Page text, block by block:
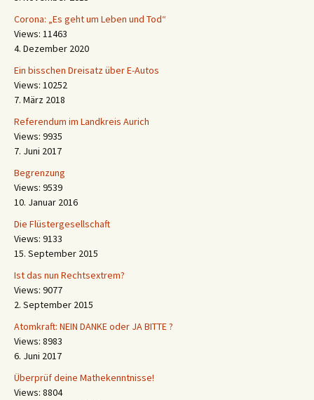
Corona: „Es geht um Leben und Tod“
Views: 11463
4. Dezember 2020
Ein bisschen Dreisatz über E-Autos
Views: 10252
7. März 2018
Referendum im Landkreis Aurich
Views: 9935
7. Juni 2017
Begrenzung
Views: 9539
10. Januar 2016
Die Flüstergesellschaft
Views: 9133
15. September 2015
Ist das nun Rechtsextrem?
Views: 9077
2. September 2015
Atomkraft: NEIN DANKE oder JA BITTE ?
Views: 8983
6. Juni 2017
Überprüf deine Mathekenntnisse!
Views: 8804